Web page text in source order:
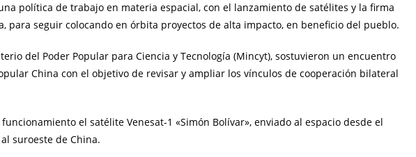
política de trabajo en materia espacial, con el lanzamiento de satélites y la firma
para seguir colocando en órbita proyectos de alta impacto, en beneficio del pueblo.
del Poder Popular para Ciencia y Tecnología (Mincyt), sostuvieron un encuentro
China con el objetivo de revisar y ampliar los vínculos de cooperación bilateral
el satélite Venesat-1 «Simón Bolívar», enviado al espacio desde el
suroeste de China.